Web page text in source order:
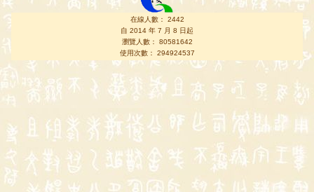
在線人數： 2442
自 2014 年 7 月 8 日起
瀏覽人數： 80581642
使用次數： 294924537